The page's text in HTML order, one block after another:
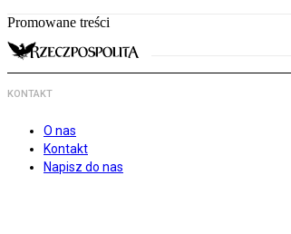
Promowane treści
KONTAKT
O nas
Kontakt
Napisz do nas